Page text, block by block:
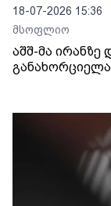
18-07-2026 15:36
მსოფლიო
აშშ-მა
განახორციელა